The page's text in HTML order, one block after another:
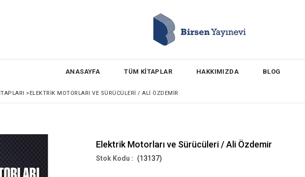
ANASAYFA TÜM KİTAPLAR HAKKIMIZDA BLOG
>ELEKTRIK MOTORLARI VE SÜRÜCÜLERI / ALI ÖZDEMIR
Elektrik Motorları ve Sürücüleri / Ali Özdemir
(13137)